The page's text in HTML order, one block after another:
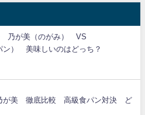
乃が美（のがみ） VS
ン） 美味しいのはどっち？
が美 徹底比較 高級食パン対決 ど